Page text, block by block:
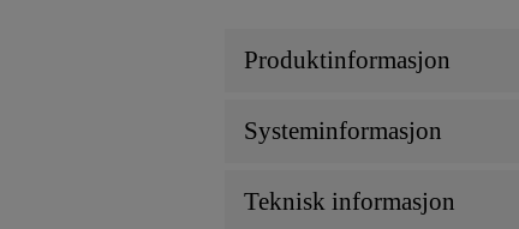
Produktinformasjon
Systeminformasjon
Teknisk informasjon